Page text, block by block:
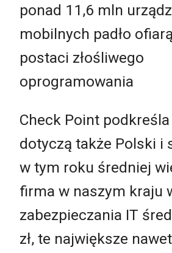
ponad 11,6 mln
mobilnych padło
postaci złośliwego
oprogramowania
Check Point
dotyczą także Polski i
w tym roku średniej
firma w naszym kraju
zabezpieczania IT
zł, te największe